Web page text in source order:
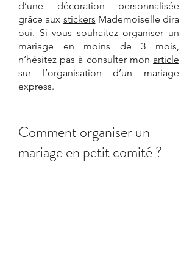
d’une décoration personnalisée
grâce aux stickers Mademoiselle dira
oui. Si vous souhaitez organiser un
mariage en moins de 3 mois,
n’hésitez pas à consulter mon article
sur l’organisation d’un mariage
express.
Comment organiser un
mariage en petit comité ?